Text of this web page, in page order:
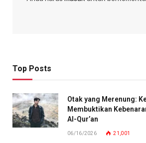
Top Posts
Otak yang Merenung:
Membuktikan
Al-Qur’an
06/16/2026 21,001